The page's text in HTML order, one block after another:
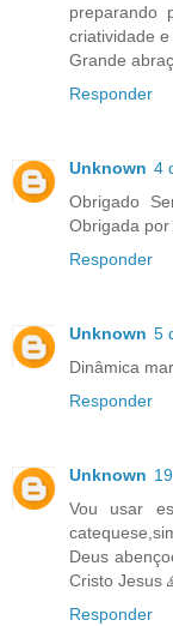
preparando
criatividade
Grande
Responder
Unknown 4
Obrigado
Obrigada por
Responder
Unknown 5
Dinâmica
Responder
Unknown
Vou usar
Deus
Cristo Jesus
Responder